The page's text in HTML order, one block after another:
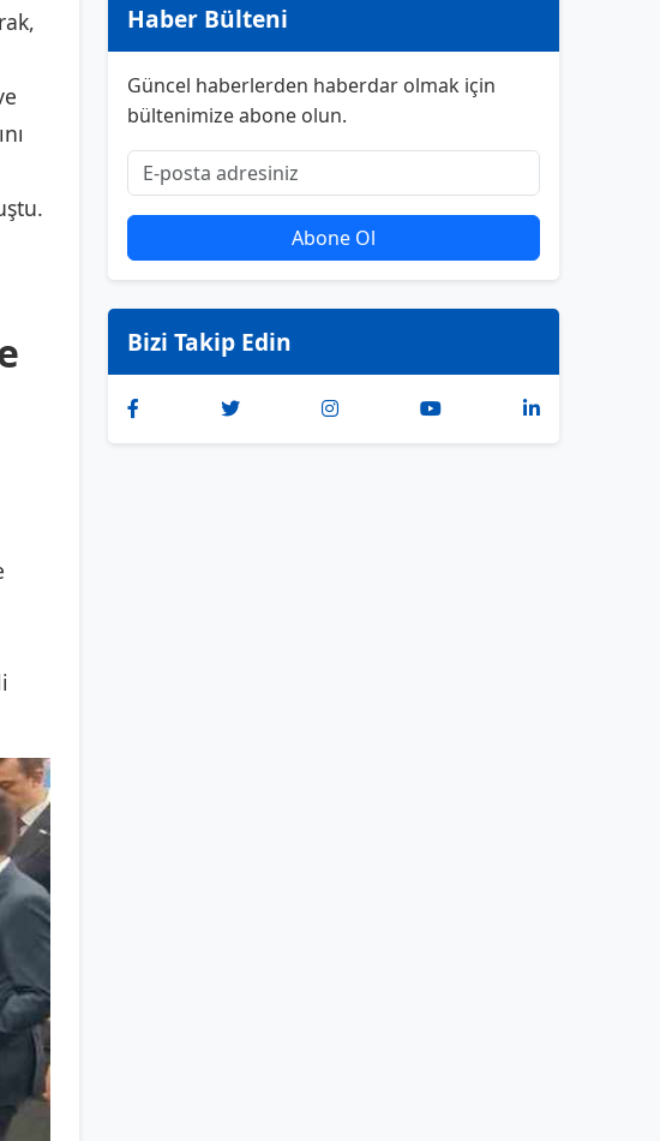
Haber Bülteni
Güncel haberlerden haberdar olmak için
bültenimize abone olun.
Abone Ol
Bizi Takip Edin